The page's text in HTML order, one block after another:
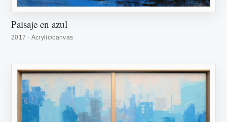
Paisaje en azul
2017 · Acrylic/canvas